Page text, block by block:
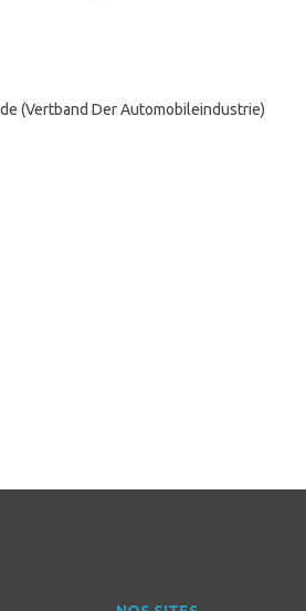
(Vertband Der Automobileindustrie)